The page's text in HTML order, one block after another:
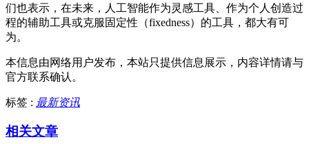
们也表示，在未来，人工智能作为灵感工具、作为个人创造过
程的辅助工具或克服固定性（fixedness）的工具，都大有可
为。
本信息由网络用户发布， 本站只提供信息展示，内容详情请与
官方联系确认。
标签 : 最新资讯
相关文章